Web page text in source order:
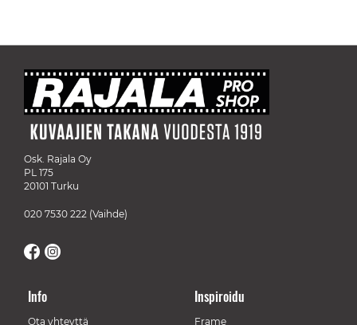
Osk. Rajala Oy
PL 175
20101 Turku
020 7530 222 (Vaihde)
Info
Ota yhteyttä
Inspiroidu
Frame